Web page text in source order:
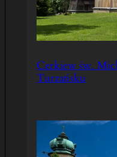
Cerkiew św.
Turzańsku